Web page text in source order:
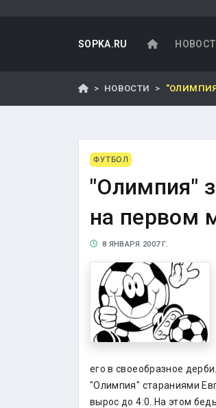
SOPKA.RU
НОВОСТИ
ФУТБОЛ
"Олимпия"
на первом
8 ЯНВАРЯ 2007 Г.
его в своеобразное
"Олимпия" стараниями
вырос до 4:0. На этом